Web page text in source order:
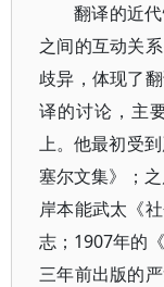
翻译的近
之间的互动关
歧异，体现了
译的讨论，主
上。他最初受
塞尔文集》；
岸本能武太《
志；1907年的
三年前出版的